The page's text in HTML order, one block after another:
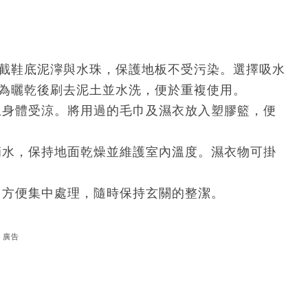
鞋底泥濘與水珠，保護地板不受污染。選擇吸水
乾後刷去泥土並水洗，便於重複使用。
體受涼。將用過的毛巾及濕衣放入塑膠籃，便
，保持地面乾燥並維護室內溫度。濕衣物可掛
便集中處理，隨時保持玄關的整潔。
廣告